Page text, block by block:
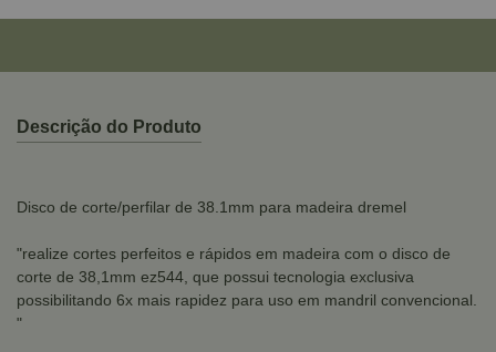
Descrição do Produto
Disco de corte/perfilar de 38.1mm para madeira dremel
"realize cortes perfeitos e rápidos em madeira com o disco de
corte de 38,1mm ez544, que possui tecnologia exclusiva
possibilitando 6x mais rapidez para uso em mandril convencional.
"